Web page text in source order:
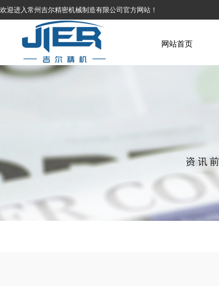
欢迎进入常州吉尔精密机械制造有限公司官方网站！
网站首页